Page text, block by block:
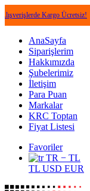
Kargo Ücretsiz! •
AnaSayfa
Siparişlerim
Hakkımızda
Şubelerimiz
İletişim
Para Puan
Markalar
KRC Toptan
Fiyat Listesi
Favoriler
TR − TL
TL USD EUR